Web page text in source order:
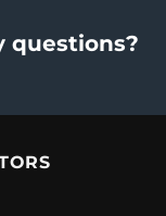
questions?